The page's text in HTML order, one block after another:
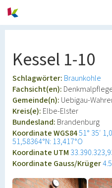
Kessel 1-10
Schlagwörter: Braunkohle
Fachsicht(en):
Gemeinde(n): Uebigau-
Kreis(e): Elbe-Elster
Bundesland: Brandenburg
Koordinate WGS8451° 35′
51,58364°N: 13,417°O
Koordinate UTM
Koordinate Gauss/Krüger